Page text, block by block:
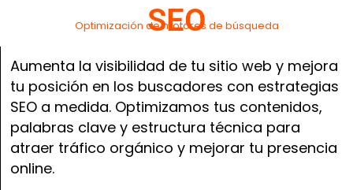
SEO
Optimización de motores de búsqueda
Aumenta la visibilidad de tu sitio web y mejora
tu posición en los buscadores con estrategias
SEO a medida. Optimizamos tus contenidos,
palabras clave y estructura técnica para
atraer tráfico orgánico y mejorar tu presencia
online.